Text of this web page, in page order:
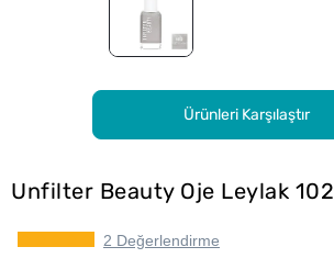
Ürünleri Karşılaştır
Unfilter Beauty Oje Leylak 102
2 Değerlendirme